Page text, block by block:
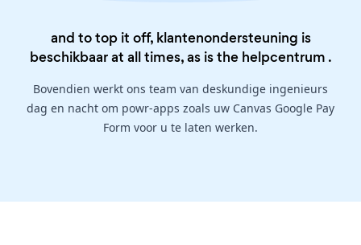
and to top it off, klantenondersteuning is
beschikbaar at all times, as is the helpcentrum .
Bovendien werkt ons team van deskundige ingenieurs
dag en nacht om powr-apps zoals uw Canvas Google Pay
Form voor u te laten werken.